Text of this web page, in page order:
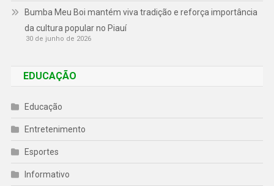
Bumba Meu Boi mantém viva tradição e reforça importância
da cultura popular no Piauí
30 de junho de 2026
EDUCAÇÃO
Educação
Entretenimento
Esportes
Informativo